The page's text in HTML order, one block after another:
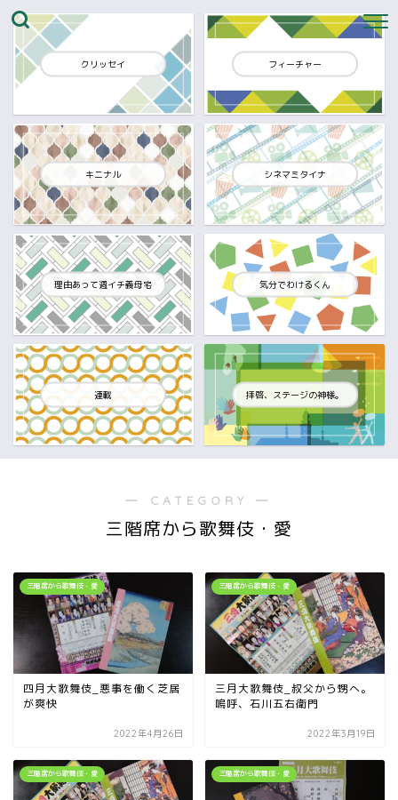
クリッセイ フィーチャー
キニナル シネマミタイナ
理由あって週イチ義母宅 気分でわけるくん
連載 拝啓、ステージの神様。
― CATEGORY ―
三階席から歌舞伎・愛
三階席から歌舞伎・愛
四月大歌舞伎_悪事を働く芝居
が爽快
2022年4月26日
三階席から歌舞伎・愛
三月大歌舞伎_叔父から甥へ。
嗚呼、石川五右衛門
2022年3月19日
三階席から歌舞伎・愛 三階席から歌舞伎・愛